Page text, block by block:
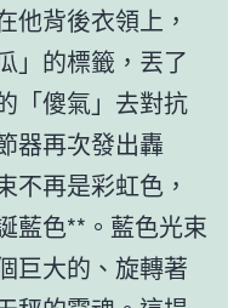
他背後衣領上，
」的標籤，丟了
「傻氣」去對抗
器再次發出轟
不再是彩虹色，
藍色**。藍色光束
巨大的、旋轉著